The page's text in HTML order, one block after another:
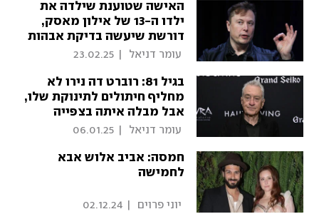
האישה שטוענת שילדה את
ילדו ה-13 של אילון מאסק,
דורשת שיעשה בדיקת אבהות
עומר דניאל 23.02.25
בגיל 81: רוברט דה נירו לא
מחליף חיתולים לתינוקת שלו,
אבל מבלה איתה בצפייה
ביוטיוב
עומר דניאל 06.01.25
חמסה: אביב אלוש אבא
לחמישה
יוני פרוים 02.12.24